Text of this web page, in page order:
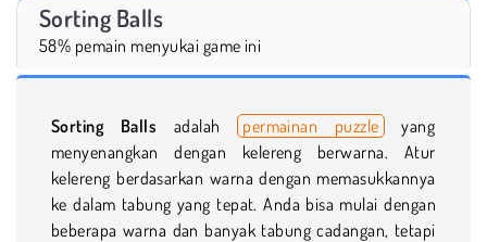
Sorting Balls
58% pemain menyukai game ini
Sorting Balls adalah permainan puzzle yang
menyenangkan dengan kelereng berwarna. Atur
kelereng berdasarkan warna dengan memasukkannya
ke dalam tabung yang tepat. Anda bisa mulai dengan
beberapa warna dan banyak tabung cadangan, tetapi